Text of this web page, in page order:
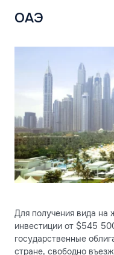
ОАЭ
Для получения вида на
инвестиции от $545
государственные
стране, свободно